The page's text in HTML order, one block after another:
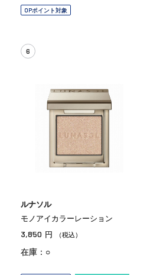
OPポイント対象
6
ルナソル
モノアイカラーレーション
3,850 円 （税込）
在庫：○